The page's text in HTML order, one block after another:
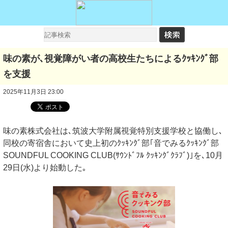
味の素が､視覚障がい者の高校生たちによるｸｯｷﾝｸﾞ部
を支援
2025年11月3日 23:00
味の素株式会社は､筑波大学附属視覚特別支援学校と協働し､
同校の寄宿舎において史上初のｸｯｷﾝｸﾞ部｢音でみるｸｯｷﾝｸﾞ部
SOUNDFUL COOKING CLUB(ｻｳﾝﾄﾞﾌﾙ ｸｯｷﾝｸﾞｸﾗﾌﾞ)｣を､10月
29日(水)より始動した｡